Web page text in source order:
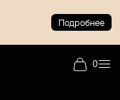
Подробнее
0